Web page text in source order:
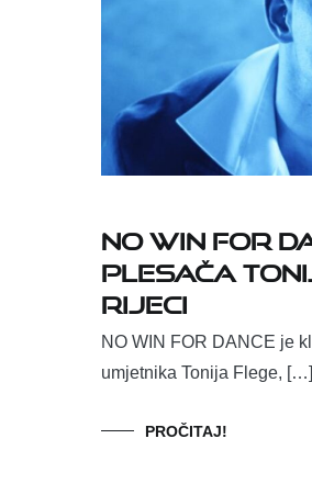
NO WIN FOR
plesača
Rijeci
NO WIN FOR DANCE je
umjetnika Tonija Flege, […]
PROČITAJ!